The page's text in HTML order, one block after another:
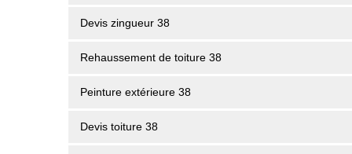
Devis zingueur 38
Rehaussement de toiture 38
Peinture extérieure 38
Devis toiture 38